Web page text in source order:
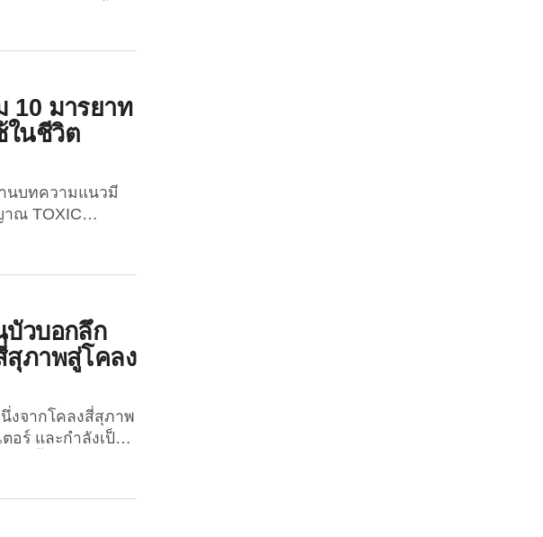
วจโลก ได้แชร์
ตื้นกันนับพันตัว
ะเทศสหรัฐอเมิ
นต้าน ก็ทำเอา
ลายเป็นไวรัล
โดยทางเพจ
งคชาตที่เคยเป็น
10 มารยาท
ในชีวิต
นบทความแนวมี
าณ TOXIC
น พวกเราจะพา
ทุกคนควรทำนั้นมี
ควรนำมาใช้ใน
ยข้อมาก ๆ แต่เรา
การใช้ชีวิต...
บัวบอกลึก
สุภาพสู่โคลง
งจากโคลงสี่สุภาพ
อร์ และกำลังเป็น
ลย์กันอย่าง “ตก
ติชั่วนิจนิรันดร์